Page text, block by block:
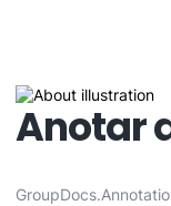
Anotar